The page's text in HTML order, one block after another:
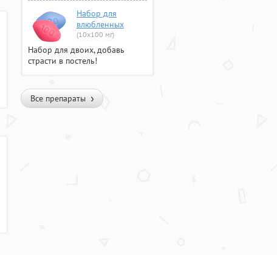
Набор для
влюбленных
(10х100 мг)
Набор для двоих, добавь
страсти в постель!
Все препараты